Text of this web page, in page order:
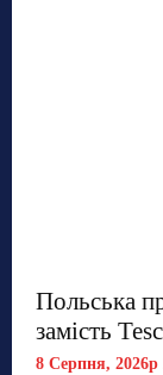
Польська
замість
8 Серпня, 2026р